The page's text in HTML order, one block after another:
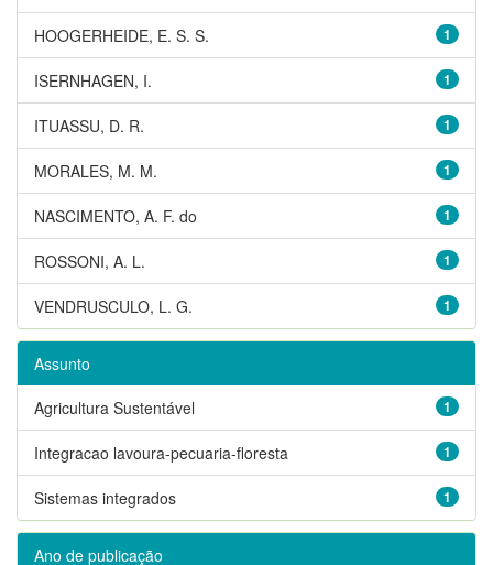
1
HOOGERHEIDE, E. S. S.
1
ISERNHAGEN, I.
1
ITUASSU, D. R.
1
MORALES, M. M.
1
NASCIMENTO, A. F. do
1
ROSSONI, A. L.
1
VENDRUSCULO, L. G.
Assunto
1
Agricultura Sustentável
1
Integracao lavoura-pecuaria-floresta
1
Sistemas integrados
Ano de publicação